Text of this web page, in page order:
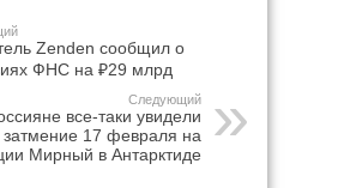
Zenden сообщил о
ФНС на ₽29 млрд
Следующий
все-таки увидели
затмение 17 февраля на
Мирный в Антарктиде